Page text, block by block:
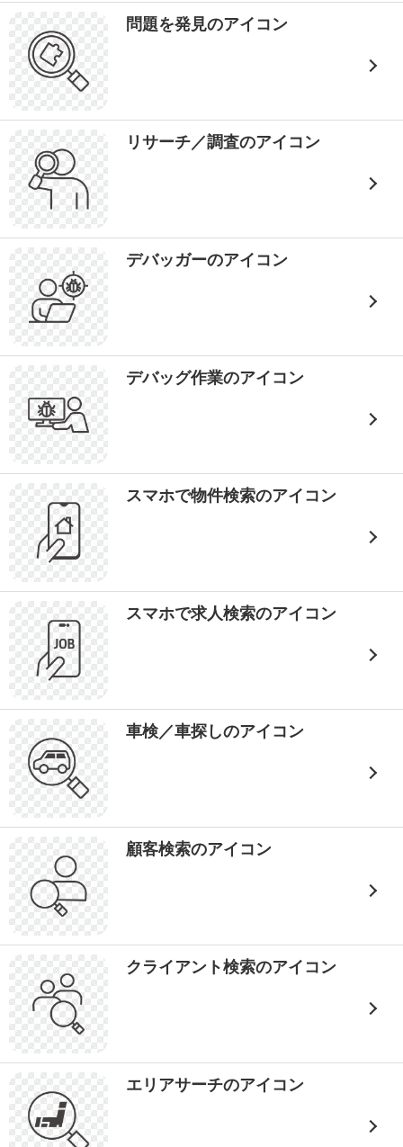
問題を発見のアイコン
リサーチ／調査のアイコン
デバッガーのアイコン
デバッグ作業のアイコン
スマホで物件検索のアイコン
スマホで求人検索のアイコン
車検／車探しのアイコン
顧客検索のアイコン
クライアント検索のアイコン
エリアサーチのアイコン